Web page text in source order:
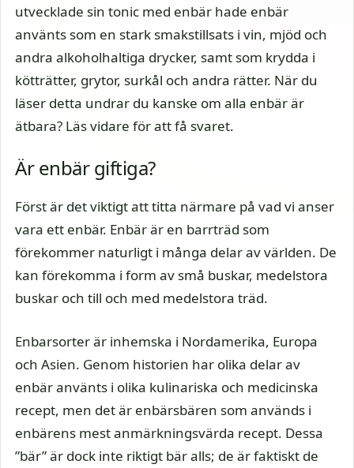
utvecklade sin tonic med enbär hade enbär
använts som en stark smakstillsats i vin, mjöd och
andra alkoholhaltiga drycker, samt som krydda i
kötträtter, grytor, surkål och andra rätter. När du
läser detta undrar du kanske om alla enbär är
ätbara? Läs vidare för att få svaret.
Är enbär giftiga?
Först är det viktigt att titta närmare på vad vi anser
vara ett enbär. Enbär är en barrträd som
förekommer naturligt i många delar av världen. De
kan förekomma i form av små buskar, medelstora
buskar och till och med medelstora träd.
Enbarsorter är inhemska i Nordamerika, Europa
och Asien. Genom historien har olika delar av
enbär använts i olika kulinariska och medicinska
recept, men det är enbärsbären som används i
enbärens mest anmärkningsvärda recept. Dessa
”bär” är dock inte riktigt bär alls; de är faktiskt de